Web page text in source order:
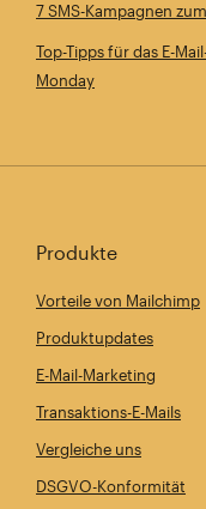
7 SMS-Kampagnen
Top-Tipps für das E-
Monday
Produkte
Vorteile von Mailchimp
Produktupdates
E-Mail-Marketing
Transaktions-E-Mails
Vergleiche uns
DSGVO-Konformität